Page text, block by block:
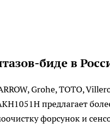
биде в
Grohe, TOTO,
предлагает
форсунок и